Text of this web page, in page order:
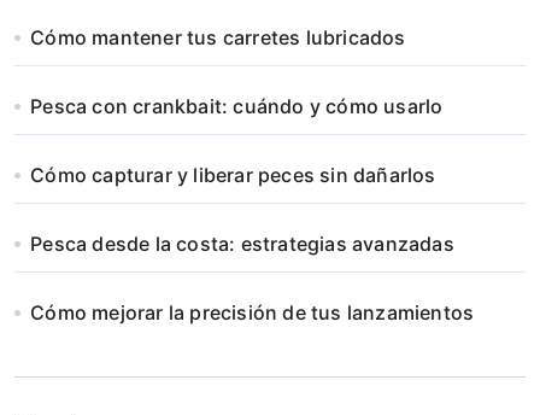
Cómo mantener tus carretes lubricados
Pesca con crankbait: cuándo y cómo usarlo
Cómo capturar y liberar peces sin dañarlos
Pesca desde la costa: estrategias avanzadas
Cómo mejorar la precisión de tus lanzamientos